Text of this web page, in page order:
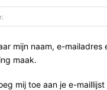
mijn naam, e-
maak.
mij toe aan je e-